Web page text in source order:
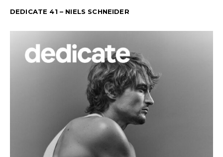
DEDICATE 41 – NIELS SCHNEIDER